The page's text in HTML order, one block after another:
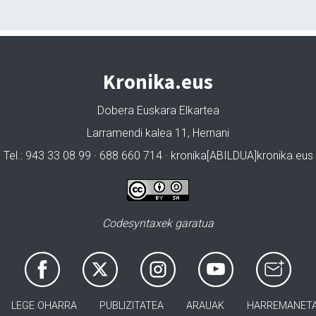
Kronika.eus
Dobera Euskara Elkartea
Larramendi kalea 11, Hernani
Tel.: 943 33 08 99 · 688 660 714 · kronika[ABILDUA]kronika.eus
Codesyntaxek garatua
LEGE OHARRA PUBLIZITATEA ARAUAK